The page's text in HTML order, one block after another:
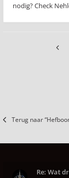
nodig? Check
Terug naar
Re: Wat